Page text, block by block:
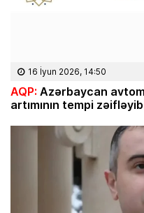
16 İyun 2026, 14:50
AQP: Azərbaycan
artımının tempi zəifləyib